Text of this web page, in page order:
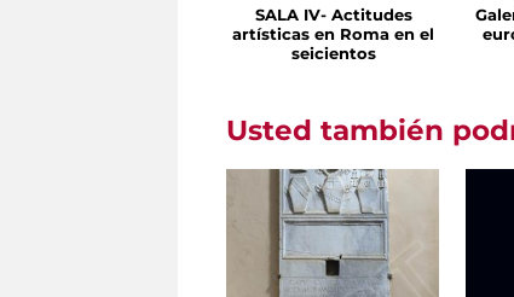
SALA IV- Actitudes
artísticas en Roma en el
seicientos
Usted también